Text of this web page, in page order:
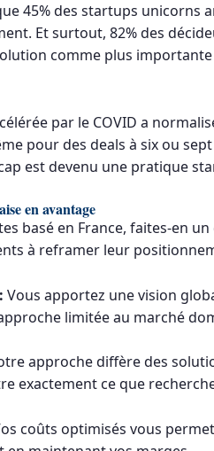
45% des startups unicorns
Et surtout, 82% des
comme plus
par le COVID a
pour des deals à six ou
est devenu une pratique
en avantage
basé en France, faites-en
à reframer leur
Vous apportez une vision
limitée au marché
approche diffère des
exactement ce que
coûts optimisés vous